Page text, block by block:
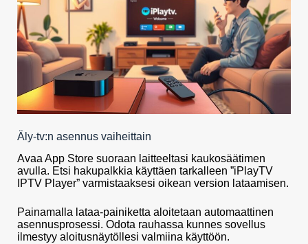
Äly-tv:n asennus vaiheittain
Avaa App Store suoraan laitteeltasi kaukosäätimen
avulla. Etsi hakupalkkia käyttäen tarkalleen ”iPlayTV
IPTV Player” varmistaaksesi oikean version lataamisen.
Painamalla lataa-painiketta aloitetaan automaattinen
asennusprosessi. Odota rauhassa kunnes sovellus
ilmestyy aloitusnäytöllesi valmiina käyttöön.